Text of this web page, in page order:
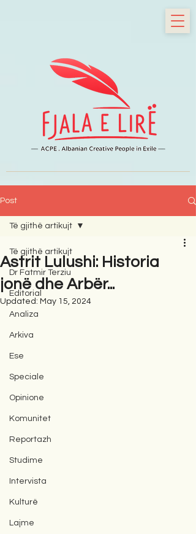
Post
Të gjithë artikujt
Dr Fatmir Terziu
Editorial
Analiza
Arkiva
Ese
Speciale
Opinione
Komunitet
Reportazh
Studime
Intervista
Kulturë
Lajme
Të gjithë artikujt
Astrit Lulushi: Historia
jonë dhe Arbër...
Updated: May 15, 2024